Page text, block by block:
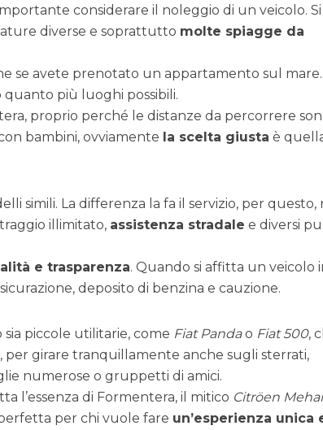
considerare il noleggio di un veicolo. Si
diverse e soprattutto molte spiagge da
se avete prenotato un appartamento sul mare.
quanto più luoghi possibili.
proprio perché le distanze da percorrere
bambini, ovviamente la scelta giusta è
simili. La differenza la fa il servizio, per questo,
illimitato, assistenza stradale e diversi
e trasparenza. Quando si affitta un veicolo
deposito di benzina e cauzione.
piccole utilitarie, come Fiat Pandao Fiat 500,
, per girare tranquillamente anche sugli sterrati,
numerose o gruppetti di amici.
l’essenza di Formentera, il mitico Citröen
per chi vuole fare un’esperienza unica